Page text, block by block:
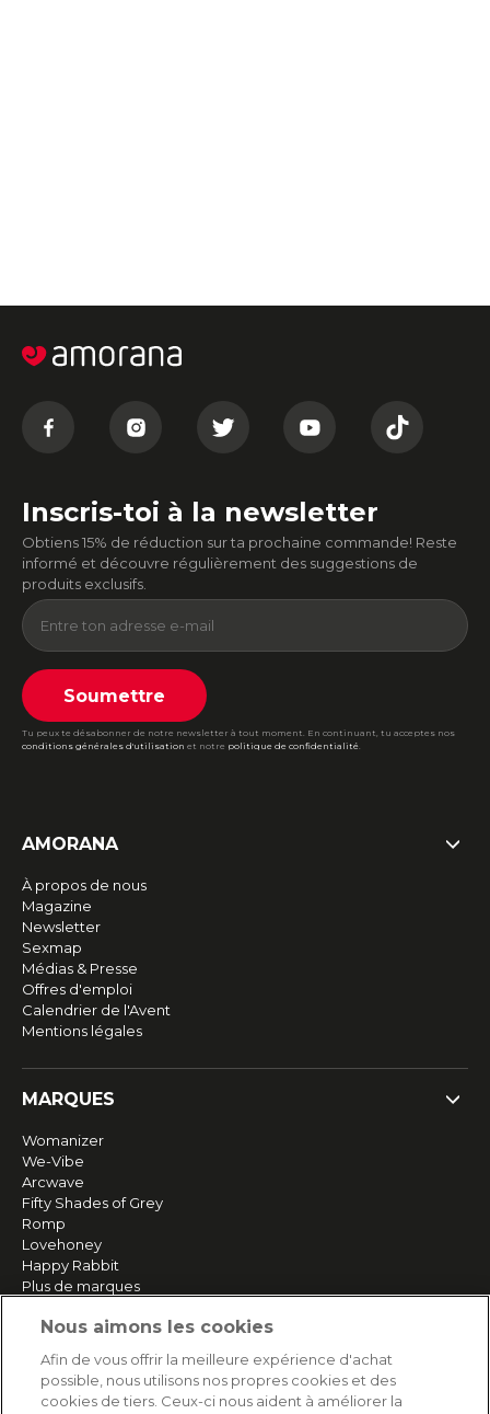
Inscris-toi à la newsletter
Obtiens 15% de réduction sur ta prochaine commande! Reste
informé et découvre régulièrement des suggestions de
produits exclusifs.
Soumettre
Tu peux te désabonner de notre newsletter à tout moment. En continuant, tu acceptes nos
conditions générales d'utilisation et notre politique de confidentialité.
AMORANA
À propos de nous
Magazine
Newsletter
Sexmap
Médias & Presse
Offres d'emploi
Calendrier de l'Avent
Mentions légales
MARQUES
Womanizer
We-Vibe
Arcwave
Fifty Shades of Grey
Romp
Lovehoney
Happy Rabbit
Plus de marques
SERVICE
Livraison rapide et gratuite
Nous aimons les cookies
Afin de vous offrir la meilleure expérience d'achat
possible, nous utilisons nos propres cookies et des
cookies de tiers. Ceux-ci nous aident à améliorer la